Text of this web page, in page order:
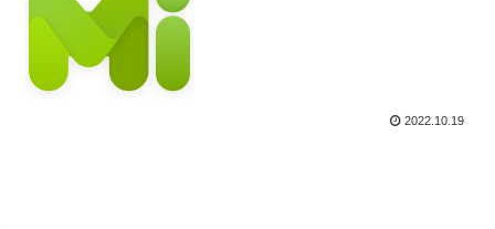
2022.10.19